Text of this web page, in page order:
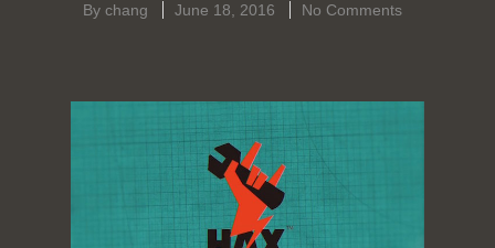
By chang June 18, 2016 No Comments